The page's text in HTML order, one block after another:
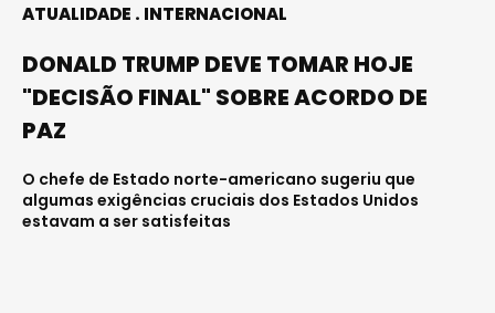
ATUALIDADE INTERNACIONAL
DONALD TRUMP DEVE TOMAR HOJE
"DECISÃO FINAL" SOBRE ACORDO DE
PAZ
O chefe de Estado norte-americano sugeriu que
algumas exigências cruciais dos Estados Unidos
estavam a ser satisfeitas